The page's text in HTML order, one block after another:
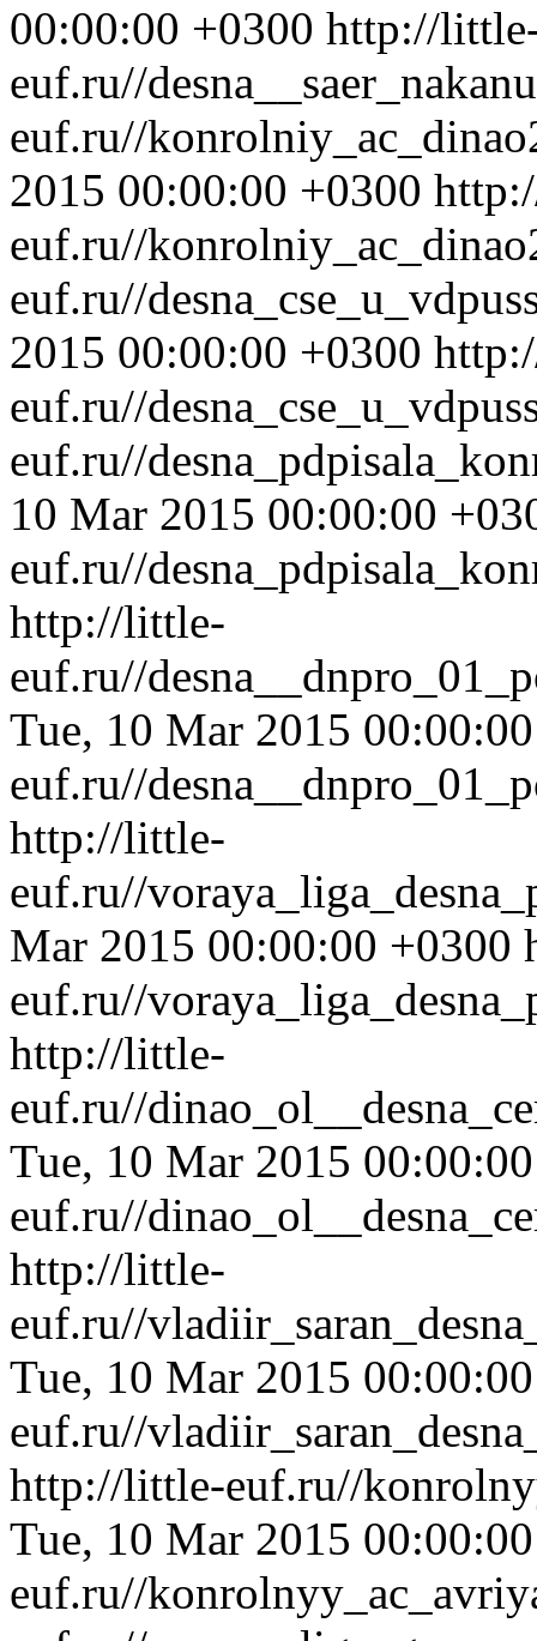
00:00:00 +0300 http://
euf.ru//
euf.ru//
2015 00:00:00 +0300
euf.ru//
euf.ru//
2015 00:00:00 +0300
euf.ru//
euf.ru//
10 Mar 2015 00:00:00
euf.ru//
http://little-
euf.ru//
Tue, 10 Mar 2015
euf.ru//
http://little-
euf.ru//
Mar 2015 00:00:00 +0300
euf.ru//
http://little-
euf.ru//
Tue, 10 Mar 2015
euf.ru//
http://little-
euf.ru//
Tue, 10 Mar 2015
euf.ru//
http://little-euf.ru//
Tue, 10 Mar 2015
euf.ru//